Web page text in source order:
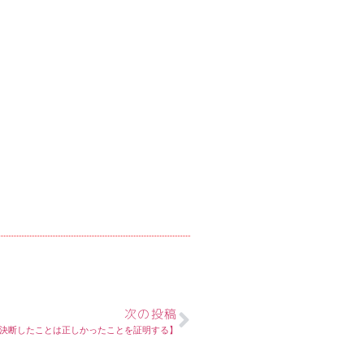
次の投稿
断したことは正しかったことを証明する】